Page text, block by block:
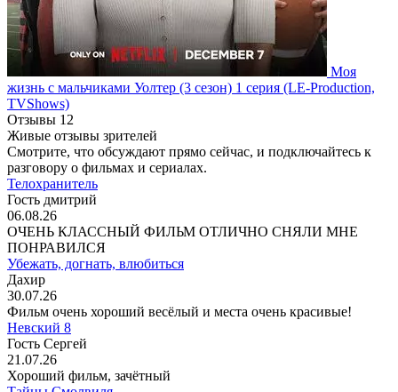
Моя
жизнь с мальчиками Уолтер (3 сезон) 1 серия (LE-Production,
TVShows)
Отзывы 12
Живые отзывы зрителей
Смотрите, что обсуждают прямо сейчас, и подключайтесь к
разговору о фильмах и сериалах.
Телохранитель
Гость дмитрий
06.08.26
ОЧЕНЬ КЛАССНЫЙ ФИЛЬМ ОТЛИЧНО СНЯЛИ МНЕ
ПОНРАВИЛСЯ
Убежать, догнать, влюбиться
Дахир
30.07.26
Фильм очень хороший весёлый и места очень красивые!
Невский 8
Гость Сергей
21.07.26
Хороший фильм, зачётный